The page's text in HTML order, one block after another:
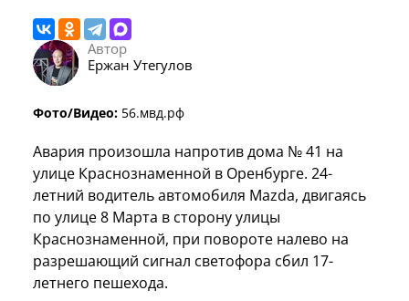
Автор
Ержан Утегулов
Фото/Видео: 56.мвд.рф
Авария произошла напротив дома № 41 на
улице Краснознаменной в Оренбурге. 24-
летний водитель автомобиля Mazda, двигаясь
по улице 8 Марта в сторону улицы
Краснознаменной, при повороте налево на
разрешающий сигнал светофора сбил 17-
летнего пешехода.